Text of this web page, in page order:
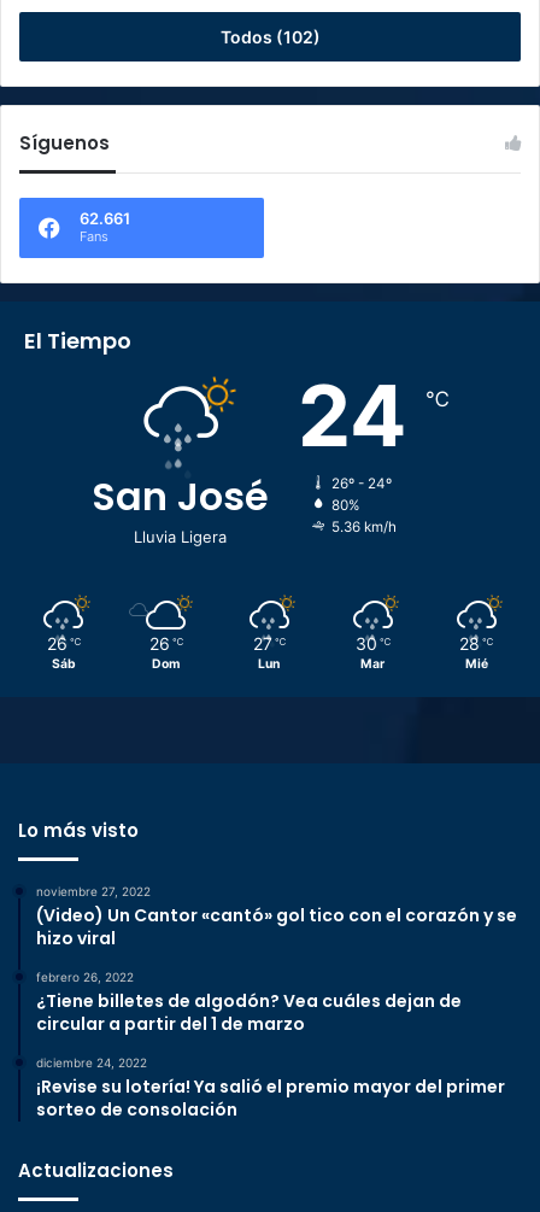
Todos (102)
Síguenos
62.661
Fans
El Tiempo
San José
Lluvia Ligera
24 ℃
26º - 24º
80%
5.36 km/h
26 ℃
Sáb
26 ℃
Dom
27 ℃
Lun
30 ℃
Mar
28 ℃
Mié
Lo más visto
noviembre 27, 2022
(Video) Un Cantor «cantó» gol tico con el corazón y se
hizo viral
febrero 26, 2022
¿Tiene billetes de algodón? Vea cuáles dejan de
circular a partir del 1 de marzo
diciembre 24, 2022
¡Revise su lotería! Ya salió el premio mayor del primer
sorteo de consolación
Actualizaciones